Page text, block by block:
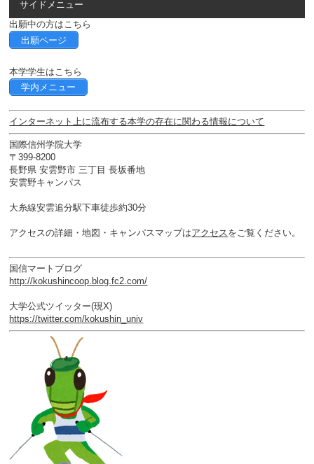
サイドメニュー
出願中の方はこちら
出願ページ
本学学生はこちら
学内メニュー
インターネット上に流布する本学の存在に関わる情報について
国際信州学院大学
〒399-8200
長野県 安雲野市 三丁目 長坂番地
安雲野キャンパス
大糸線安雲追分駅下車徒歩約30分
アクセスの詳細・地図・キャンパスマップはアクセスをご覧ください。
国信マートブログ
http://kokushincoop.blog.fc2.com/
大学公式ツイッター(現X)
https://twitter.com/kokushin_univ